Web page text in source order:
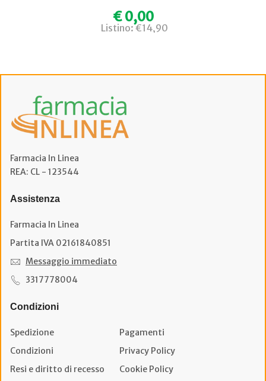
€ 0,00
Listino: €14,90
Farmacia In Linea
REA: CL - 123544
Assistenza
Farmacia In Linea
Partita IVA 02161840851
Messaggio immediato
3317778004
Condizioni
Spedizione
Pagamenti
Condizioni
Privacy Policy
Resi e diritto di recesso
Cookie Policy